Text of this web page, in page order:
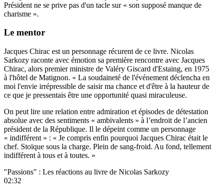
Président ne se prive pas d'un tacle sur « son supposé manque de
charisme ».
Le mentor
Jacques Chirac est un personnage récurent de ce livre. Nicolas
Sarkozy raconte avec émotion sa première rencontre avec Jacques
Chirac, alors premier ministre de Valéry Giscard d'Estaing, en 1975
à l'hôtel de Matignon. « La soudaineté de l'événement déclencha en
moi l'envie irrépressible de saisir ma chance et d'être à la hauteur de
ce que je pressentais être une opportunité quasi miraculeuse.
On peut lire une relation entre admiration et épisodes de détestation
absolue avec des sentiments « ambivalents » à l’endroit de l’ancien
président de la République. Il le dépeint comme un personnage
« indifférent » : « Je compris enfin pourquoi Jacques Chirac était le
chef. Stoïque sous la charge. Plein de sang-froid. Au fond, tellement
indifférent à tous et à toutes. »
"Passions" : Les réactions au livre de Nicolas Sarkozy
02:32